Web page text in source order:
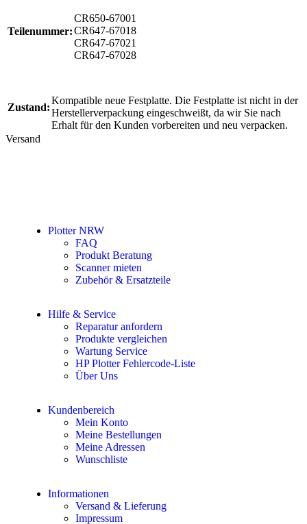
Teilenummer:
CR650-67001
CR647-67018
CR647-67021
CR647-67028
Zustand:
Kompatible neue Festplatte. Die Festplatte ist nicht in der
Herstellerverpackung eingeschweißt, da wir Sie nach
Erhalt für den Kunden vorbereiten und neu verpacken.
Versand
Plotter NRW
FAQ
Produkt Beratung
Scanner mieten
Zubehör & Ersatzteile
Hilfe & Service
Reparatur anfordern
Produkte vergleichen
Wartung Service
HP Plotter Fehlercode-Liste
Über Uns
Kundenbereich
Mein Konto
Meine Bestellungen
Meine Adressen
Wunschliste
Informationen
Versand & Lieferung
Impressum